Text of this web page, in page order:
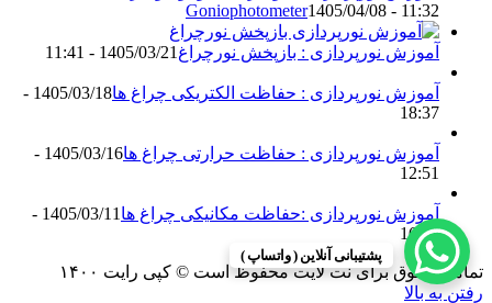
Goniophotometer1405/04/08 - 11:32
آموزش نورپردازی : بازپخش نورچراغ 1405/03/21 - 11:41
آموزش نورپردازی : حفاظت الکتریکی چراغ ها
1405/03/18 -
18:37
آموزش نورپردازی : حفاظت حرارتی چراغ ها
1405/03/16 -
12:51
آموزش نورپردازی :حفاظت مکانیکی چراغ ها
1405/03/11 -
16:13
تمامی حقوق برای نت لایت محفوظ است © کپی رایت ۱۴۰۰
رفتن به بالا
پشتیبانی آنلاین ( واتساپ )